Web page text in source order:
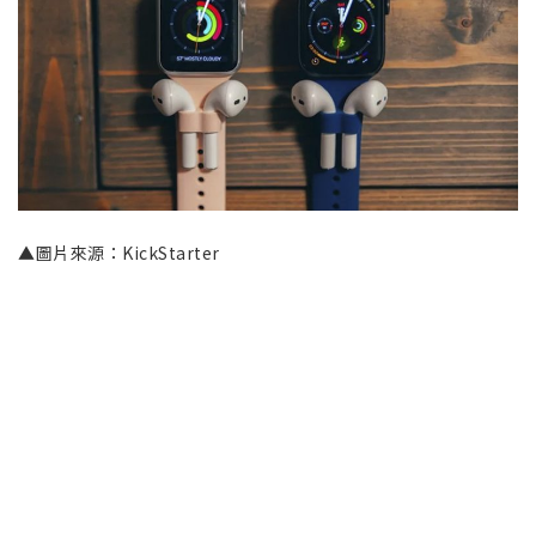
▲圖片來源：KickStarter